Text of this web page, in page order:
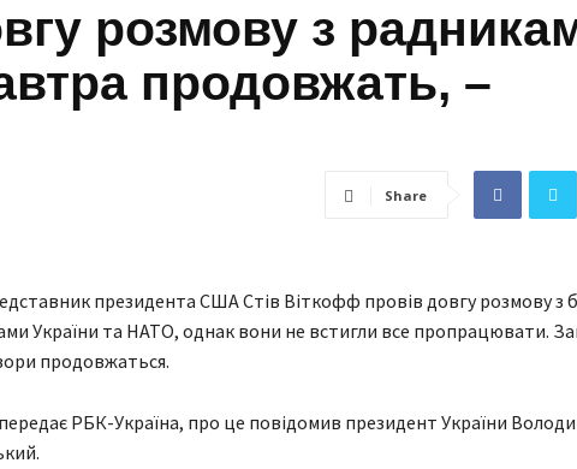
розмову з
продовжать, –
Share
президента США Стів Віткофф провів довгу розмову з
України та НАТО, однак вони не встигли все пропрацювати.
продовжаться.
РБК-Україна, про це повідомив президент України